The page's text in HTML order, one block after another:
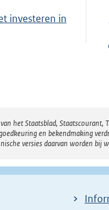
investeren in
het Staatsblad,
en bekendmaking
versies daarvan worden bij